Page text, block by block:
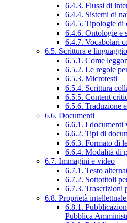
6.4.3. Flussi di
6.4.4. Sistemi di
6.4.5. Tipologie di
6.4.6. Ontologie e
6.4.7. Vocabolari
6.5. Scrittura e linguaggio
6.5.1. Come
6.5.2. Le regole
6.5.3. Microtesti
6.5.4. Scrittura
6.5.5. Content
6.5.6. Traduzione
6.6. Documenti
6.6.1. I documenti
6.6.2. Tipi di
6.6.3. Formato di
6.6.4. Modalità di
6.7. Immagini e video
6.7.1. Testo
6.7.2. Sottotitoli
6.7.3. Trascrizioni
6.8. Proprietà
6.8.1.
Pubblica